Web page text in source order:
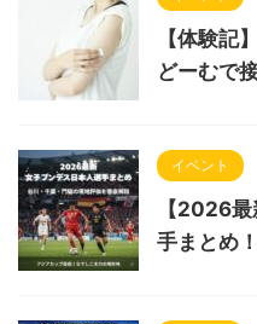
【体験記
どーむで
イベント
【2026
手まとめ